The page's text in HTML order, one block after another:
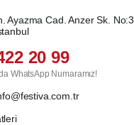
Ayazma Cad. Anzer Sk. No:3
20 99
WhatsApp Numaramız!